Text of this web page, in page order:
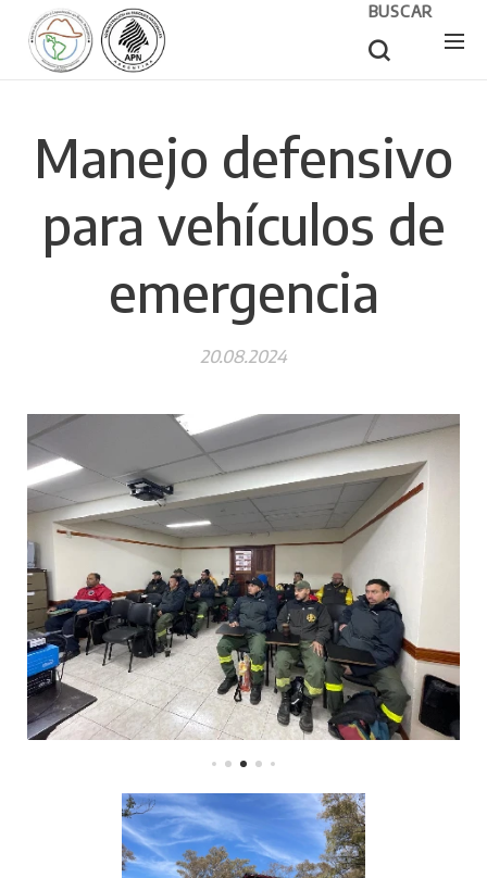
BUSCAR
Manejo defensivo
para vehículos de
emergencia
20.08.2024